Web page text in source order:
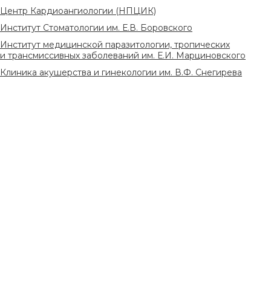
Центр Кардиоангиологии (НПЦИК)
Институт Стоматологии им. Е.В. Боровского
Институт медицинской паразитологии, тропических
и трансмиссивных заболеваний им. Е.И. Марциновского
Клиника акушерства и гинекологии им. В.Ф. Снегирева